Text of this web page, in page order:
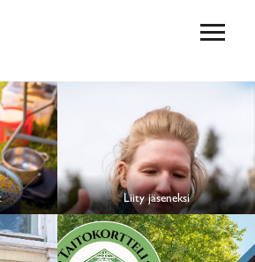
Liity jäseneksi